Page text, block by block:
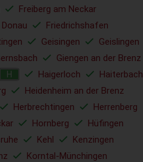
Freiberg am Neckar
Friedrichshafen
Geisingen
Geislingen
Giengen an der Brenz
H Haigerloch
Haiterbach
Heidenheim an der Brenz
Herbrechtingen
Herrenberg
Hornberg Hüfingen
Kehl
Kenzingen
Korntal-Münchingen